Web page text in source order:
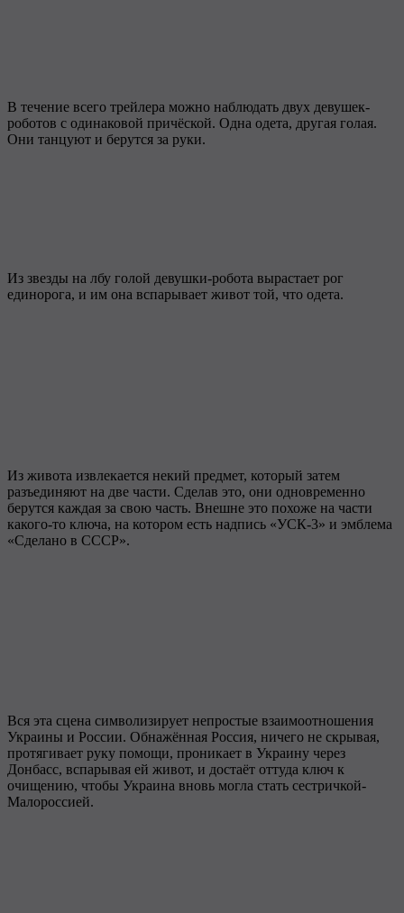
В течение всего трейлера можно наблюдать двух девушек-
роботов с одинаковой причёской. Одна одета, другая голая.
Они танцуют и берутся за руки.
Из звезды на лбу голой девушки-робота вырастает рог
единорога, и им она вспарывает живот той, что одета.
Из живота извлекается некий предмет, который затем
разъединяют на две части. Сделав это, они одновременно
берутся каждая за свою часть. Внешне это похоже на части
какого-то ключа, на котором есть надпись «УСК-3» и эмблема
«Сделано в СССР».
Вся эта сцена символизирует непростые взаимоотношения
Украины и России. Обнажённая Россия, ничего не скрывая,
протягивает руку помощи, проникает в Украину через
Донбасс, вспарывая ей живот, и достаёт оттуда ключ к
очищению, чтобы Украина вновь могла стать сестричкой-
Малороссией.